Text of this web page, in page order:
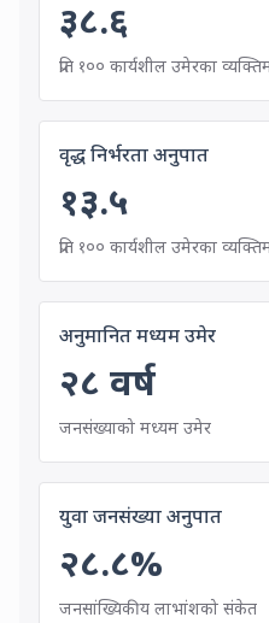
३८.६
प्रति १०० कार्यशील उमेरका
वृद्ध निर्भरता अनुपातOld-
१३.५
प्रति १०० कार्यशील उमेरका
अनुमानित मध्यम उमेर
२८ वर्ष
जनसंख्याको मध्यम उमेर
युवा जनसंख्या अनुपात
२८.८%
जनसांख्यिकीय लाभांशको संकेत